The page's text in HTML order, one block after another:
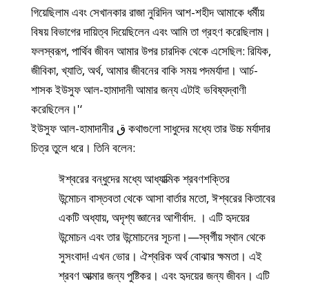
গিয়েছিলাম এবং সেখানকার রাজা নুরিদিন আশ-শহীদ আমাকে ধর্মীয়
বিষয় বিভাগের দায়িত্ব দিয়েছিলেন এবং আমি তা গ্রহণ করেছিলাম।
ফলস্বরূপ, পার্থিব জীবন আমার উপর চারদিক থেকে এসেছিল: রিযিক,
জীবিকা, খ্যাতি, অর্থ, আমার জীবনের বাকি সময় পদমর্যাদা। আর্চ-
শাসক ইউসুফ আল-হামাদানী আমার জন্য এটাই ভবিষ্যদ্বাণী
করেছিলেন।'‘
ইউসুফ আল-হামাদানীর ق কথাগুলো সাধুদের মধ্যে তার উচ্চ মর্যাদার
চিত্র তুলে ধরে। তিনি বলেন:
ঈশ্বরের বন্ধুদের মধ্যে আধ্যাত্মিক শ্রবণশক্তির
উন্মোচনবাস্তবতা থেকে আসা বার্তার মতো, ঈশ্বরের কিতাবের
একটি অধ্যায়, অদৃশ্য জ্ঞানের আশীর্বাদ. । এটি হৃদয়ের
উন্মোচন এবং তার উন্মোচনের সূচনা।—স্বর্গীয় স্থান থেকে
সুসংবাদ! এখন ভোর। ঐশ্বরিক অর্থ বোঝার ক্ষমতা। এই
শ্রবণ আত্মার জন্য পুষ্টিকর। এবং হৃদয়ের জন্য জীবন। এটি